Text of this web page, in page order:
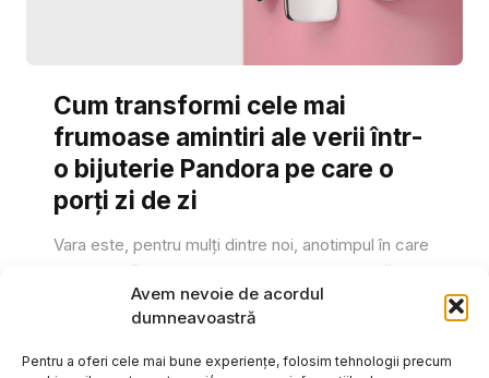
Avem nevoie de acordul
dumneavoastră
Pentru a oferi cele mai bune experiențe, folosim tehnologii precum
Cum transformi cele mai
frumoase amintiri ale verii într-
o bijuterie Pandora pe care o
porți zi de zi
Vara este, pentru mulți dintre noi, anotimpul în care
se întâmplă cele mai importante lucruri. Plecăm în
vacanțe pe care le planificăm luni...
Cristiana Todiresei